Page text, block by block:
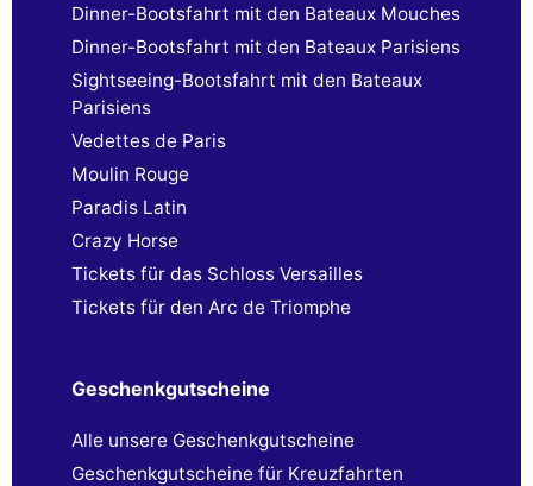
Dinner-Bootsfahrt mit den Bateaux Mouches
Dinner-Bootsfahrt mit den Bateaux Parisiens
Sightseeing-Bootsfahrt mit den Bateaux
Parisiens
Vedettes de Paris
Moulin Rouge
Paradis Latin
Crazy Horse
Tickets für das Schloss Versailles
Tickets für den Arc de Triomphe
Geschenkgutscheine
Alle unsere Geschenkgutscheine
Geschenkgutscheine für Kreuzfahrten